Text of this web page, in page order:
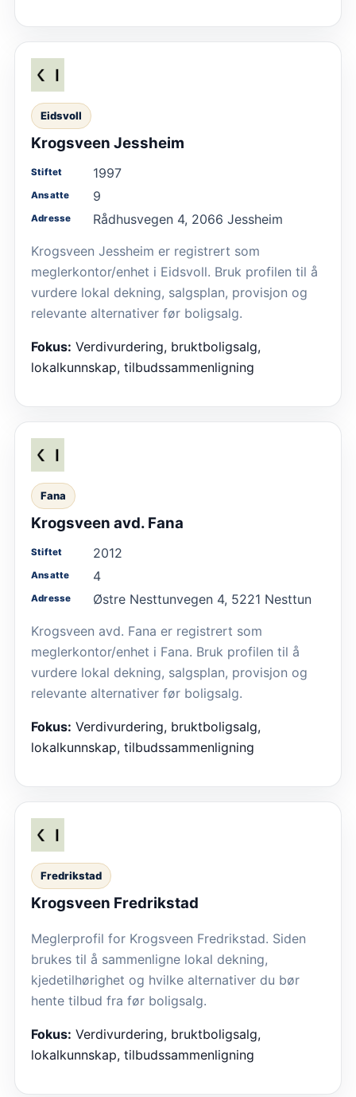
Eidsvoll
Krogsveen Jessheim
Stiftet 1997
Ansatte 9
Adresse
Rådhusvegen 4, 2066 Jessheim
Krogsveen Jessheim er registrert som
meglerkontor/enhet i Eidsvoll. Bruk profilen til å
vurdere lokal dekning, salgsplan, provisjon og
relevante alternativer før boligsalg.
Fokus: Verdivurdering, bruktboligsalg,
lokalkunnskap, tilbudssammenligning
Fana
Krogsveen avd. Fana
Stiftet 2012
Ansatte 4
Adresse
Østre Nesttunvegen 4, 5221 Nesttun
Krogsveen avd. Fana er registrert som
meglerkontor/enhet i Fana. Bruk profilen til å
vurdere lokal dekning, salgsplan, provisjon og
relevante alternativer før boligsalg.
Fokus: Verdivurdering, bruktboligsalg,
lokalkunnskap, tilbudssammenligning
Fredrikstad
Krogsveen Fredrikstad
Meglerprofil for Krogsveen Fredrikstad. Siden
brukes til å sammenligne lokal dekning,
kjedetilhørighet og hvilke alternativer du bør
hente tilbud fra før boligsalg.
Fokus: Verdivurdering, bruktboligsalg,
lokalkunnskap, tilbudssammenligning